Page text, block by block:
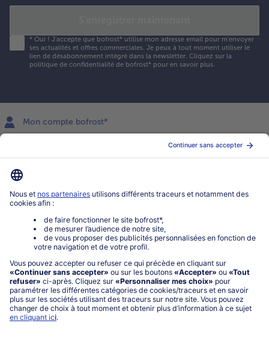
* Oui ! J'accepte que bofrost* utilise mon adresse email pour m'envoyer
ses actualités et offres commerciales. Je peux à tout moment utiliser le
lien de désabonnement intégré dans la newsletter. Cliquez sur la
politique de confidentialité de bofrost* pour en savoir plus.
Mon compte bofrost*
service@bofrost.fr
0801 902 406
Lu-Ve : 9h - 20h (appel non surtaxé)
Service
À propos de bofrost*
Légal